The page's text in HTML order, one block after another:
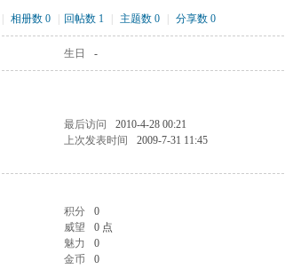
相册数 0 回帖数 1 主题数 0 分享数 0
生日 -
最后访问
2010-4-28 00:21
上次发表时间
2009-7-31 11:45
积分
0
威望
0 点
魅力
0
金币 0